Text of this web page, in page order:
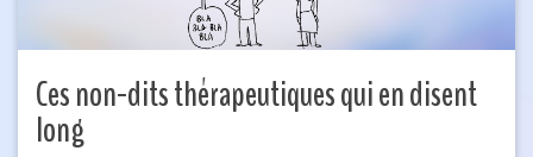
Ces non-dits thérapeutiques qui en disent
long